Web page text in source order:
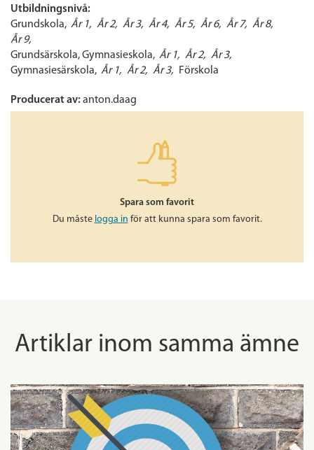
Utbildningsnivå:
Grundskola
År 1 År 2 År 3 År 4 År 5 År 6 År 7
År 8
År 9
Grundsärskola Gymnasieskola År 1 År 2
År 3
Gymnasiesärskola
År 1 År 2 År 3 Förskola
Producerat av: anton.daag
Spara som favorit
Du måste logga in för att kunna spara som favorit.
Artiklar inom samma ämne